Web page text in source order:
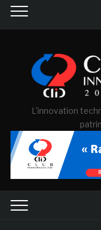
L'innovation